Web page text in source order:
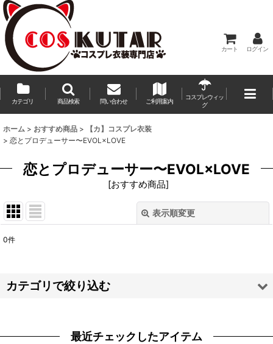
カート ログイン
カテゴリ 商品検索 問い合わせ ご利用案内
コスプレウィッ
グ
ホーム > おすすめ商品 >
【カ】コスプレ衣装
> 恋とプロデューサー〜EVOL×LOVE
恋とプロデューサー〜EVOL×LOVE
[おすすめ商品]
表示順変更
並び順:
0件
カテゴリで絞り込む
最近チェックしたアイテム